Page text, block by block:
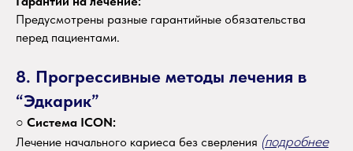
Предусмотрены разные гарантийные обязательства
перед пациентами.
8. Прогрессивные методы лечения в
“Эдкарик”
○ Система ICON:
Лечение начального кариеса без сверления (подробнее